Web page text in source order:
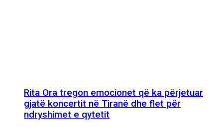
Rita Ora tregon emocionet që ka përjetuar
gjatë koncertit në Tiranë dhe flet për
ndryshimet e qytetit